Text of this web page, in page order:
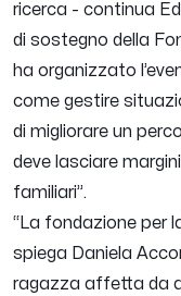
ricerca - continua
di sostegno della
ha organizzato
come gestire
di migliorare un
deve lasciare
familiari”.
“ La fondazione per
spiega Daniela
ragazza affetta da